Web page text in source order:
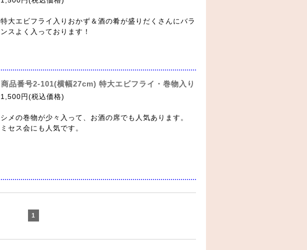
特大エビフライ入りおかず＆酒の肴が盛りだくさんにバラ
ンスよく入っております！
商品番号2-101(横幅27cm) 特大エビフライ・巻物入り
1,500円(税込価格)
シメの巻物が少々入って、お酒の席でも人気あります。
ミセス会にも人気です。
1